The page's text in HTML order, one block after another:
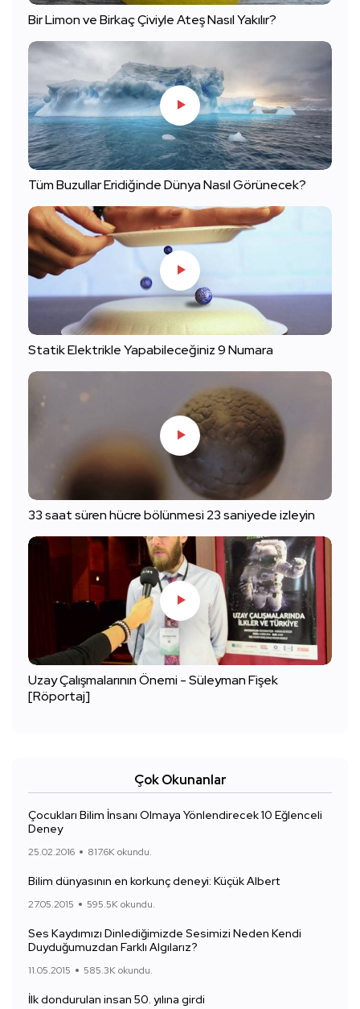
Bir Limon ve Birkaç Çiviyle Ateş Nasıl Yakılır?
Tüm Buzullar Eridiğinde Dünya Nasıl Görünecek?
Statik Elektrikle Yapabileceğiniz 9 Numara
33 saat süren hücre bölünmesi 23 saniyede izleyin
Uzay Çalışmalarının Önemi - Süleyman Fişek
[Röportaj]
Çok Okunanlar
Çocukları Bilim İnsanı Olmaya Yönlendirecek 10 Eğlenceli
Deney
25.02.2016 817.6K okundu.
Bilim dünyasının en korkunç deneyi: Küçük Albert
27.05.2015 595.5K okundu.
Ses Kaydımızı Dinlediğimizde Sesimizi Neden Kendi
Duyduğumuzdan Farklı Algılarız?
11.05.2015 585.3K okundu.
İlk dondurulan insan 50. yılına girdi